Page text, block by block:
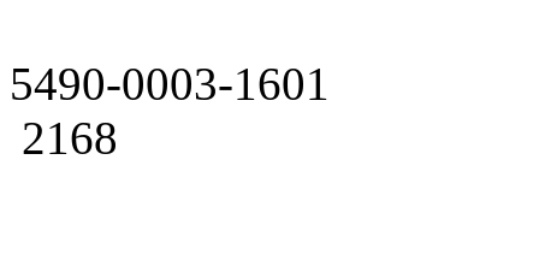
5490-0003-1601
2168